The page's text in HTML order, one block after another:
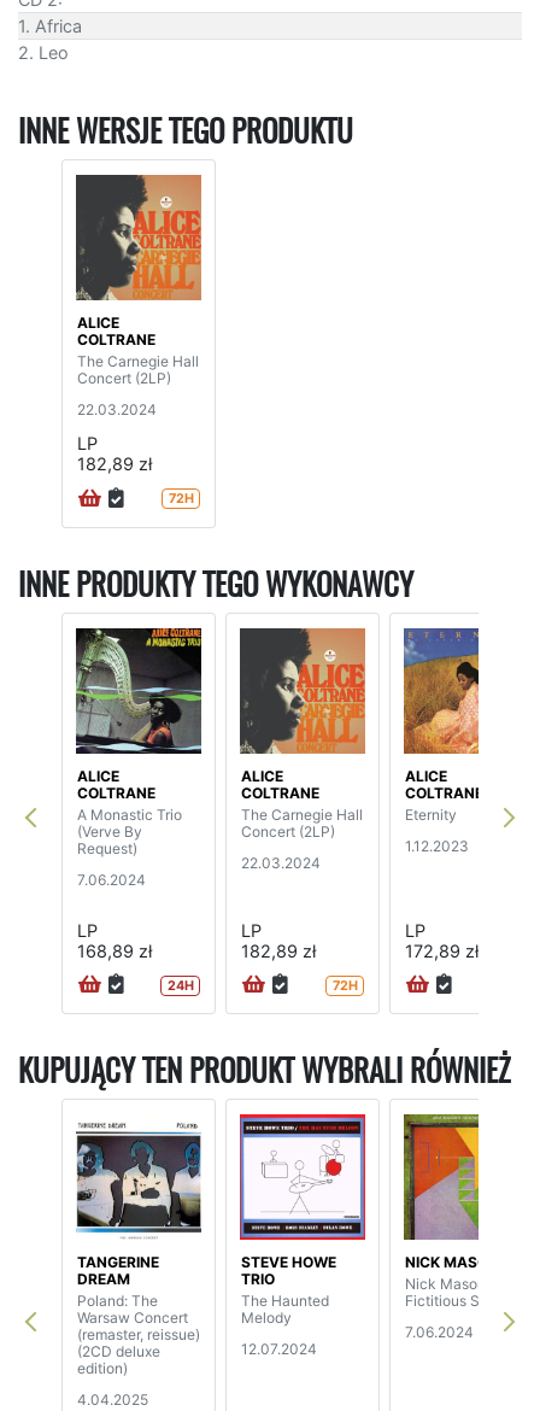
1. Africa
2. Leo
INNE WERSJE TEGO PRODUKTU
ALICE
COLTRANE
The Carnegie Hall
Concert (2LP)
22.03.2024
LP
182,89 zł
72H
INNE PRODUKTY TEGO WYKONAWCY
ALICE
COLTRANE
A Monastic Trio
(Verve By
Request)
7.06.2024
LP
168,89 zł
24H
ALICE
COLTRANE
The Carnegie Hall
Concert (2LP)
22.03.2024
LP
182,89 zł
72H
ALICE
COLTRANE
Eternity
1.12.2023
LP
172,89 zł
KUPUJĄCY TEN PRODUKT WYBRALI RÓWNIEŻ
TANGERINE
DREAM
Poland: The
Warsaw Concert
(remaster, reissue)
(2CD deluxe
edition)
4.04.2025
STEVE HOWE
TRIO
The Haunted
Melody
12.07.2024
NICK MASON
Nick Mason's
Fictitious Sports
7.06.2024